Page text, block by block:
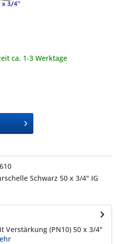
ca. 1-3 Werktage
Schwarz 50 x 3/4" IG
Verstärkung (PN10) 50 x 3/4"